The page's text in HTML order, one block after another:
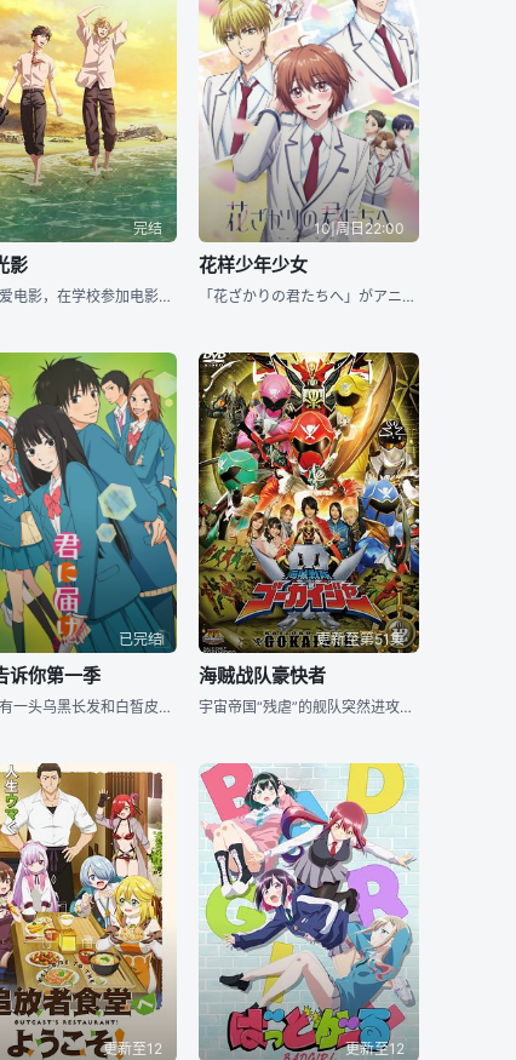
完结
影
真央热爱电影，在学校参加电影制作社。他与孤高一匹狼的寿是室友，两人相处融洽，也彼此承诺了3项约定：「不会说出寿是同性恋的秘密」、「寿不会对真央出手」、「不干涉对方自慰」。但因缘际会下，寿要主演同性
10|周日22:00
花样少年少女
「花ざかりの君たちへ」がアニメになります！ 以前から、中条比纱也先生と共に内容を话し合いながら进めてきた企画です。 中条先生もキャラクターのラフやシナリオを见ながら、 まんがと违った表现方法
已完结
诉你第一季
拥有一头乌黑长发和白皙皮肤的高中女孩黑泽爽子（能登麻美子 配音），大概是过于内向不善交际的缘故，虽然她是如此善良且乐于助人，可是仍然被周围的同学认为过于阴郁，而刻意疏远躲避，甚至称之为“贞子”。即
更新至第51集
海贼战队豪快者
宇宙帝国“残虐”的舰队突然进攻地球，为了守护爱与梦、和平与人类的笑容，34支超级战队集结迎战，成功将残虐击退，但力量也从此消失。 时间流逝，残虐再次侵略地球。此时，为寻找最大宝藏的5个宇宙海贼来
更新至12 更新至12